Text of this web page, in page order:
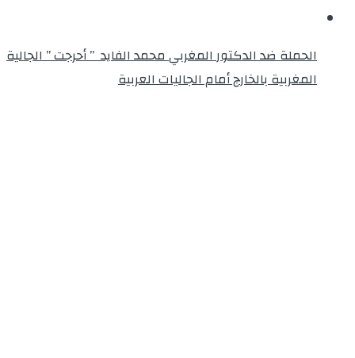
الحملة ضد الدكتور المغربي محمد الفايد ” أحرجت ” الجالية
المغربية بالخارج أمام الجاليات العربية